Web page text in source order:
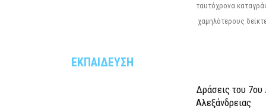
ταυτόχρονα
χαμηλότερους
ΕΚΠΑΙΔΕΥΣΗ
Δράσεις του 7ου
Αλεξάνδρειας